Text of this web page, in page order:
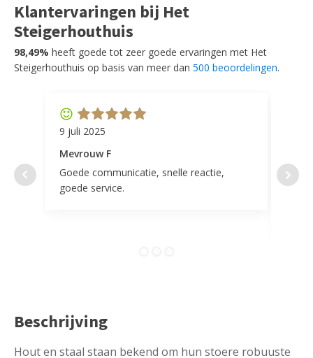
Klantervaringen bij Het
Steigerhouthuis
98,49% heeft goede tot zeer goede ervaringen met Het
Steigerhouthuis op basis van meer dan 500 beoordelingen.
9 juli 2025
Mevrouw F
Goede communicatie, snelle reactie,
goede service.
door
Beschrijving
Hout en staal staan bekend om hun stoere robuuste